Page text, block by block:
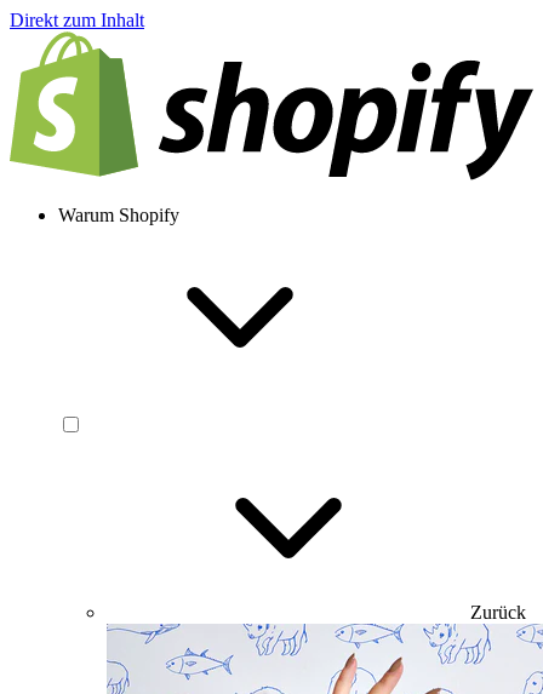
Direkt zum Inhalt
Warum Shopify
Zurück